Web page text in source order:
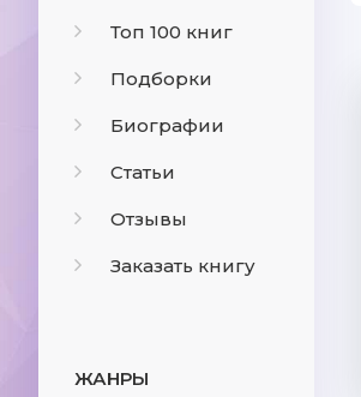
Топ 100 книг
Подборки
Биографии
Статьи
Отзывы
Заказать книгу
ЖАНРЫ